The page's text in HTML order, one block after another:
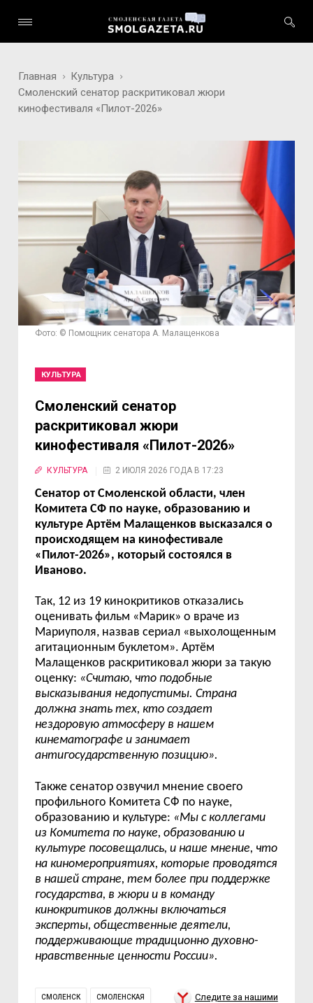
Главная
Культура
Смоленский сенатор раскритиковал жюри
кинофестиваля «Пилот-2026»
Фото: © Помощник сенатора А. Малащенкова
КУЛЬТУРА
Смоленский сенатор
раскритиковал жюри
кинофестиваля «Пилот-2026»
КУЛЬТУРА 2 ИЮЛЯ 2026 ГОДА В 17:23
Сенатор от Смоленской области, член
Комитета СФ по науке, образованию и
культуре Артём Малащенков высказался о
происходящем на кинофестивале
«Пилот-2026», который состоялся в
Иваново.
Так, 12 из 19 кинокритиков отказались
оценивать фильм «Марик» о враче из
Мариуполя, назвав сериал «выхолощенным
агитационным буклетом». Артём
Малащенков раскритиковал жюри за такую
оценку: «Считаю, что подобные
высказывания недопустимы. Страна
должна знать тех, кто создает
нездоровую атмосферу в нашем
кинематографе и занимает
антигосударственную позицию».
Также сенатор озвучил мнение своего
профильного Комитета СФ по науке,
образованию и культуре: «Мы с коллегами
из Комитета по науке, образованию и
культуре посовещались, и наше мнение, что
на киномероприятиях, которые проводятся
в нашей стране, тем более при поддержке
государства, в жюри и в команду
кинокритиков должны включаться
эксперты, общественные деятели,
поддерживающие традиционно духовно-
нравственные ценности России».
СМОЛЕНСК СМОЛЕНСКАЯ
Следите за нашими